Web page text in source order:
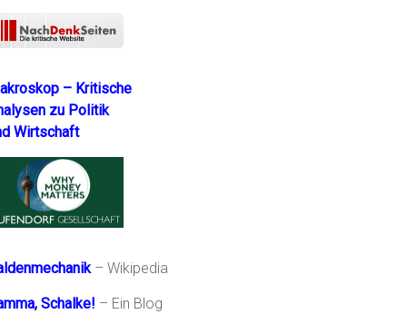
– Kritische
zu Politik
Wirtschaft
– Wikipedia
Schalke! – Ein Blog